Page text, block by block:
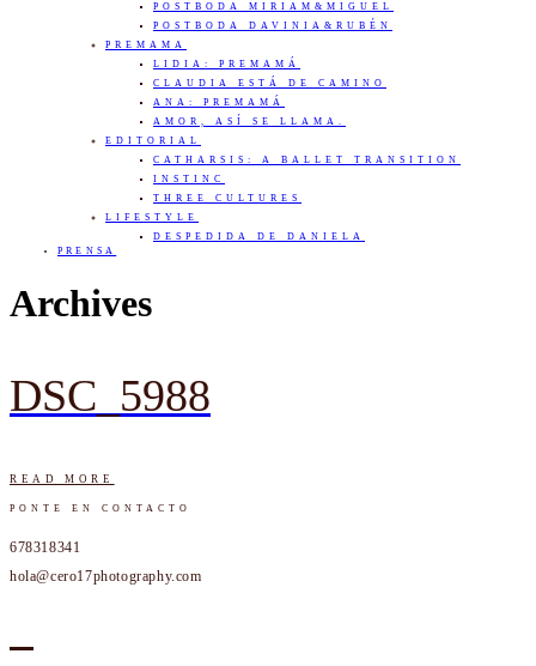
POSTBODA MIRIAM&MIGUEL
POSTBODA DAVINIA&RUBÉN
PREMAMA
LIDIA: PREMAMÁ
CLAUDIA ESTÁ DE CAMINO
ANA: PREMAMÁ
AMOR, ASÍ SE LLAMA.
EDITORIAL
CATHARSIS: A BALLET TRANSITION
INSTINC
THREE CULTURES
LIFESTYLE
DESPEDIDA DE DANIELA
PRENSA
Archives
DSC_5988
READ MORE
PONTE EN CONTACTO
678318341
hola@cero17photography.com